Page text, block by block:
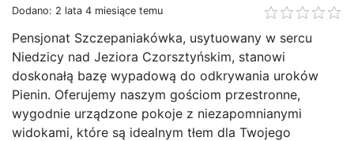
Dodano: 2 lata 4 miesiące temu
Pensjonat Szczepaniakówka, usytuowany w sercu
Niedzicy nad Jeziora Czorsztyńskim, stanowi
doskonałą bazę wypadową do odkrywania uroków
Pienin. Oferujemy naszym gościom przestronne,
wygodnie urządzone pokoje z niezapomnianymi
widokami, które są idealnym tłem dla Twojego